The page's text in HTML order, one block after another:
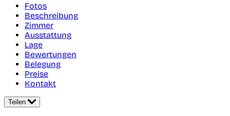
Fotos
Beschreibung
Zimmer
Ausstattung
Lage
Bewertungen
Belegung
Preise
Kontakt
Teilen